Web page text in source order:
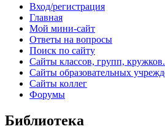
Вход/регистрация
Главная
Мой мини-сайт
Ответы на вопросы
Поиск по сайту
Сайты классов, групп,
Сайты образовательных
Сайты коллег
Форумы
Библиотека